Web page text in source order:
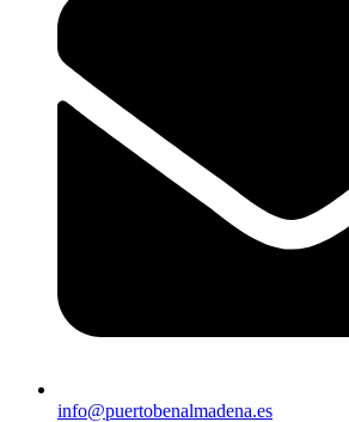
info@puertobenalmadena.es